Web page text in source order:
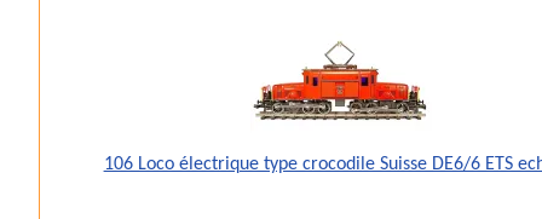
106 Loco électrique type crocodile Suisse DE6/6 ETS